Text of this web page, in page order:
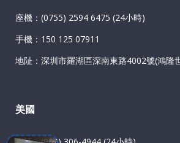
座機：(0755) 2594 6475 (24小時)
手機：150 125 07911
地阯：深圳市羅湖區深南東路4002號(鴻隆
美國